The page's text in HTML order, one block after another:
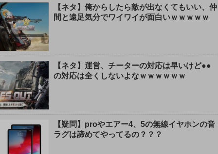
【ネタ】俺からしたら敵が出なくてもいい、仲
間と遠足気分でワイワイが面白いｗｗｗｗｗ
【ネタ】運営、チーターの対応は早いけど●●
の対応は全くしないよなｗｗｗｗｗｗ
【疑問】proやエアー4、5の無線イヤホンの音
ラグは諦めてやってるの？？？